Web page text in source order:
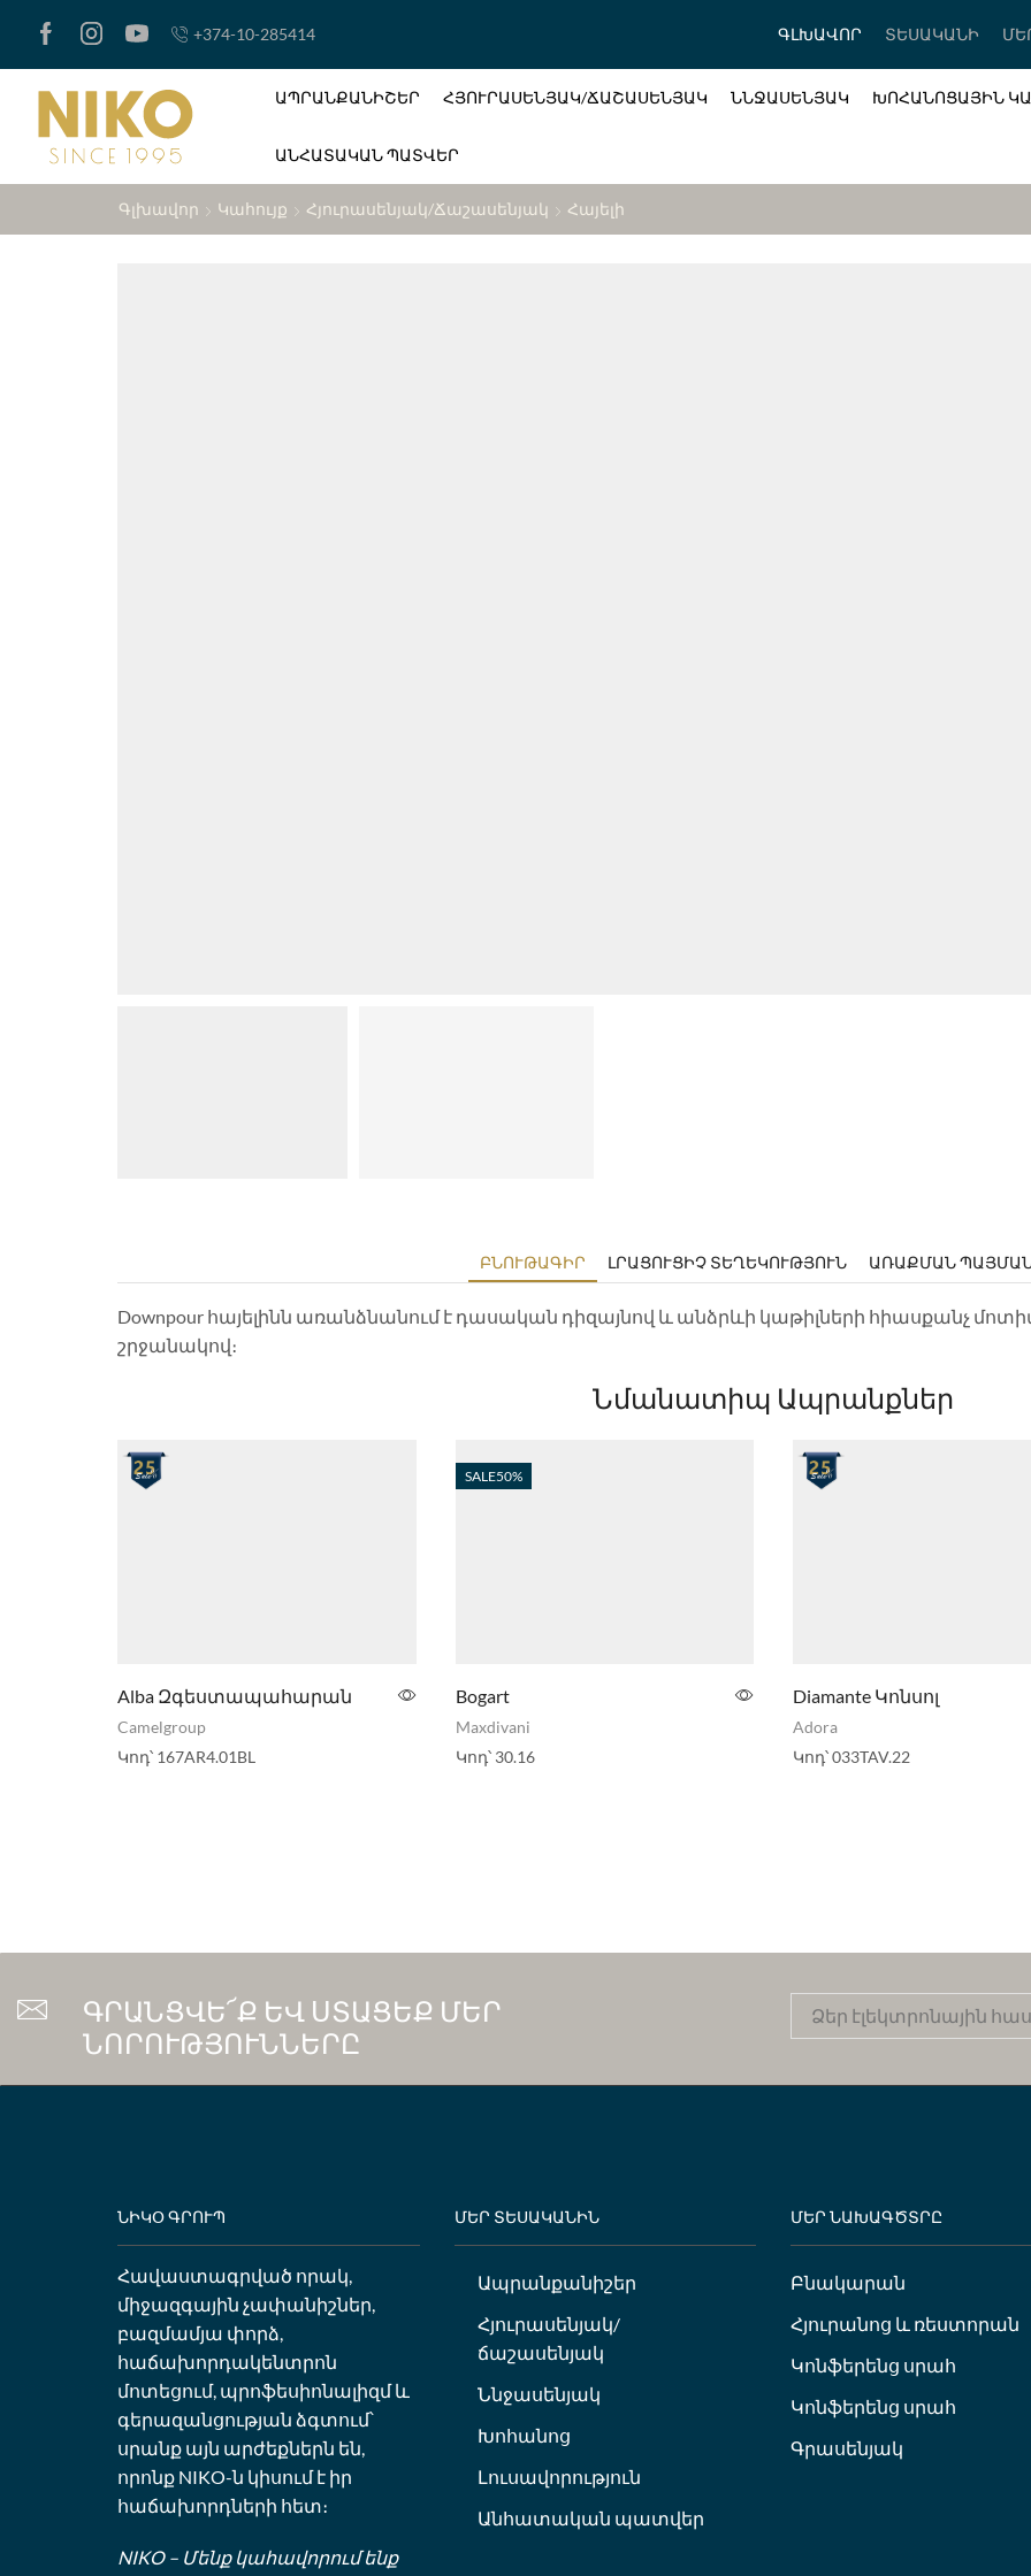
+374-10-285414 ԳԼԽԱՎՈՐ ՏԵՍԱԿԱՆԻ
ԱՊՐԱՆՔԱՆԻՇԵՐ ՀՅՈՒՐԱՍԵՆՅԱԿ/ՃԱՇԱՍԵՆՅԱԿ ՆՆՋԱՍԵՆՅԱԿ ԽՈՀԱՆՈՑԱՅԻՆ
ԱՆՀԱՏԱԿԱՆ ՊԱՏՎԵՐ
Գլխավոր Կահույք Հյուրասենյակ/ճաշասենյակ Հայելի
ԲՆՈՒԹԱԳԻՐ ԼՐԱՑՈՒՑԻՉ ՏԵՂԵԿՈՒԹՅՈՒՆ ԱՌԱՔՄԱՆ
Downpour հայելինն առանձնանում է դասական դիզայնով և անձրևի կաթիլների հիասքանչ
շրջանակով։
Նմանատիպ Ապրանքներ
Alba Զգեստապահարան
Camelgroup
Կոդ՝ 167AR4.01BL
SALE50%
Bogart
Maxdivani
Կոդ՝ 30.16
Diamante Կոնսոլ
Adora
Կոդ՝033TAV.22
ԳՐԱՆՑՎԵ՜Ք ԵՎ ՍՏԱՑԵՔ ՄԵՐ
ՆՈՐՈՒԹՅՈՒՆՆԵՐԸ
ՆԻԿՕ ԳՐՈՒՊ
Հավաստագրված որակ,
միջազգային չափանիշներ,
բազմամյա փորձ,
հաճախորդակենտրոն
մոտեցում, պրոֆեսիոնալիզմ և
գերազանցության ձգտում՝
սրանք այն արժեքներն են,
որոնք NIKO-ն կիսում է իր
հաճախորդների հետ։
NIKO – Մենք կահավորում ենք
ՄԵՐ ՏԵՍԱԿԱՆԻՆ
Ապրանքանիշեր
Հյուրասենյակ/
ճաշասենյակ
Ննջասենյակ
Խոհանոց
Լուսավորություն
Անհատական պատվեր
ՄԵՐ ՆԱԽԱԳԾՏՐԸ
Բնակարան
Հյուրանոց և ռեստորան
Կոնֆերենց սրահ
Կոնֆերենց սրահ
Գրասենյակ